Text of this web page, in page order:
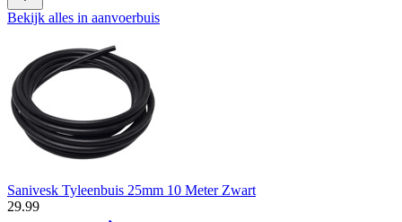
Bekijk alles in aanvoerbuis
Sanivesk Tyleenbuis 25mm 10 Meter Zwart
29.99